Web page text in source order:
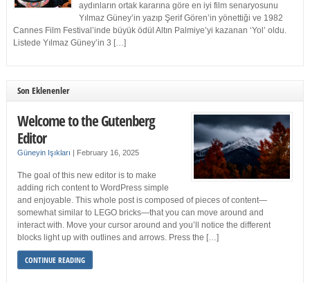
aydınların ortak kararına göre en iyi film senaryosunu
Yılmaz Güney’in yazıp Şerif Gören’in yönettiği ve 1982
Cannes Film Festival’inde büyük ödül Altın Palmiye’yi kazanan ‘Yol’ oldu.
Listede Yılmaz Güney’in 3 […]
Son Eklenenler
Welcome to the Gutenberg
Editor
Güneyin Işıkları | February 16, 2025
The goal of this new editor is to make
adding rich content to WordPress simple
and enjoyable. This whole post is composed of pieces of content—
somewhat similar to LEGO bricks—that you can move around and
interact with. Move your cursor around and you’ll notice the different
blocks light up with outlines and arrows. Press the […]
CONTINUE READING